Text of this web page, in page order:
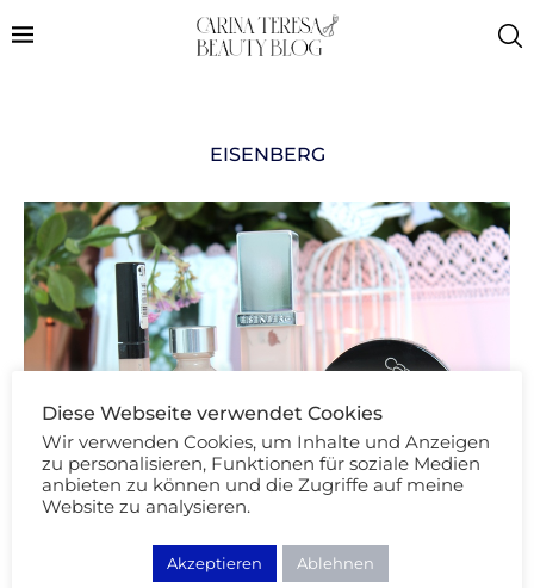
EISENBERG
Meine Beauty Favoriten im Frühjahr 2014
Diese Webseite verwendet Cookies
Wir verwenden Cookies, um Inhalte und Anzeigen
zu personalisieren, Funktionen für soziale Medien
anbieten zu können und die Zugriffe auf meine
Website zu analysieren.
Akzeptieren Ablehnen